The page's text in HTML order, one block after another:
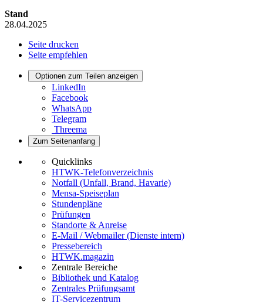
Stand
28.04.2025
Seite drucken
Seite empfehlen
Optionen zum Teilen anzeigen
LinkedIn
Facebook
WhatsApp
Telegram
Threema
Zum Seitenanfang
Quicklinks
HTWK-Telefonverzeichnis
Notfall (Unfall, Brand, Havarie)
Mensa-Speiseplan
Stundenpläne
Prüfungen
Standorte & Anreise
E-Mail / Webmailer (Dienste intern)
Pressebereich
HTWK.magazin
Zentrale Bereiche
Bibliothek und Katalog
Zentrales Prüfungsamt
IT-Servicezentrum